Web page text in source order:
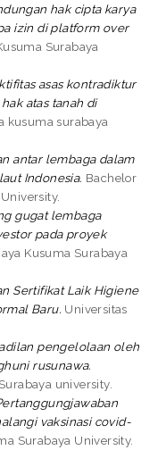
hak cipta karya
izin di platform over
Surabaya
asas kontradiktur
atas tanah di
kusuma surabaya
antar lembaga dalam
Indonesia. Bachelor
gugat lembaga
pada proyek
Kusuma Surabaya
Sertifikat Laik Higiene
Baru. Universitas
pengelolaan oleh
rusunawa.
university.
vaksinasi covid-
Surabaya University.